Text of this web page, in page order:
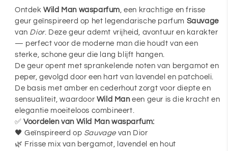
OntdekWild Man wasparfum, een krachtige en frisse
geur geïnspireerd op het legendarische parfum Sauvage
van Dior. Deze geur ademt vrijheid, avontuur en karakter
— perfect voor de moderne man die houdt van een
sterke, schone geur die lang blijft hangen.
De geur opent met sprankelende noten van bergamot en
peper, gevolgd door een hart van lavendel en patchoeli.
De basis met amber en cederhout zorgt voor diepte en
sensualiteit, waardoor Wild Maneen geur is die kracht en
elegantie moeiteloos combineert.
✅Voordelen van Wild Man wasparfum:
🖤 Geïnspireerd op Sauvage van Dior
🌿 Frisse mix van bergamot, lavendel en hout